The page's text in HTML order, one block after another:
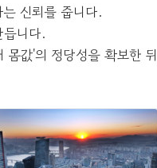
신뢰를 줍니다.
니다.
값'의 정당성을 확보한 뒤